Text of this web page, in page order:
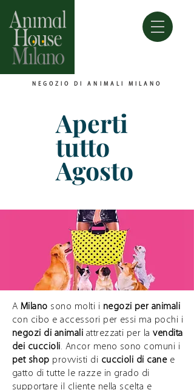
NEGOZIO DI ANIMALI MILANO
Aperti
tutto
Agosto
A Milano sono molti i negozi per animali
con cibo e accessori per essi ma pochi i
negozi di animali attrezzati per lavendita
dei cuccioli. Ancor meno sono comuni i
pet shop provvisti di cuccioli di canee
gatto di tutte le razze in grado di
supportare il cliente nella scelta e